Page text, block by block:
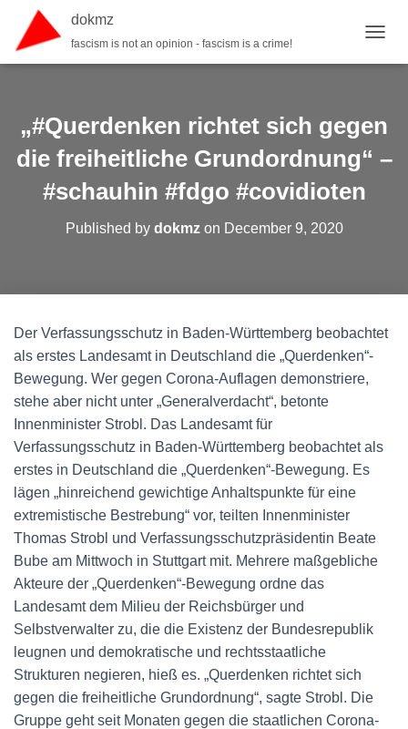
dokmz
fascism is not an opinion - fascism is a crime!
„#Querdenken richtet sich gegen
die freiheitliche Grundordnung“ –
#schauhin #fdgo #covidioten
Published by dokmzon December 9, 2020
Der Verfassungsschutz in Baden-Württemberg beobachtet
als erstes Landesamt in Deutschland die „Querdenken“-
Bewegung. Wer gegen Corona-Auflagen demonstriere,
stehe aber nicht unter „Generalverdacht“, betonte
Innenminister Strobl. Das Landesamt für
Verfassungsschutz in Baden-Württemberg beobachtet als
erstes in Deutschland die „Querdenken“-Bewegung. Es
lägen „hinreichend gewichtige Anhaltspunkte für eine
extremistische Bestrebung“ vor, teilten Innenminister
Thomas Strobl und Verfassungsschutzpräsidentin Beate
Bube am Mittwoch in Stuttgart mit. Mehrere maßgebliche
Akteure der „Querdenken“-Bewegung ordne das
Landesamt dem Milieu der Reichsbürger und
Selbstverwalter zu, die die Existenz der Bundesrepublik
leugnen und demokratische und rechtsstaatliche
Strukturen negieren, hieß es. „Querdenken richtet sich
gegen die freiheitliche Grundordnung“, sagte Strobl. Die
Gruppe geht seit Monaten gegen die staatlichen Corona-